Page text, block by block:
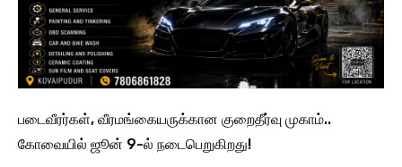
படைவீரர்கள், வீரமங்கையருக்கான குறைதீர்வு முகாம்..
கோவையில் ஜூன் 9-ல் நடைபெறுகிறது!